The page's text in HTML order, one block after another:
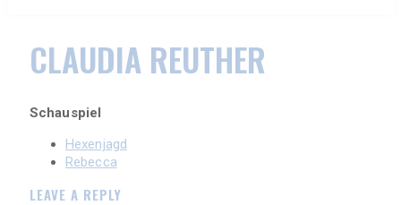
CLAUDIA REUTHER
Schauspiel
Hexenjagd
Rebecca
LEAVE A REPLY